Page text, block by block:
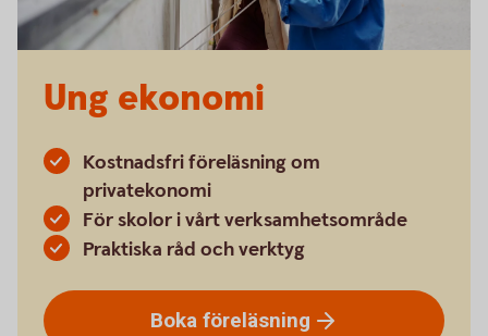
Ung ekonomi
Kostnadsfri föreläsning om
privatekonomi
För skolor i vårt verksamhetsområde
Praktiska råd och verktyg
Boka föreläsning